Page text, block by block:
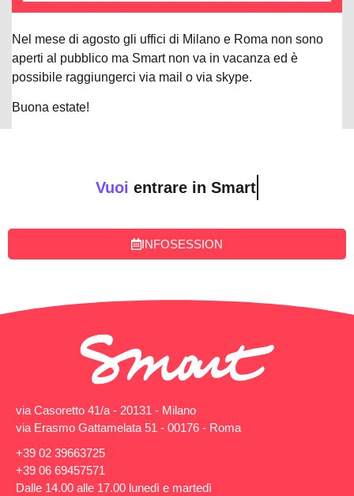
Nel mese di agosto gli uffici di Milano e Roma non sono
aperti al pubblico ma Smart non va in vacanza ed è
possibile raggiungerci via mail o via skype.
Buona estate!
Vuoi entrare in Smart?
INFOSESSION
via Casoretto 41/a - 20131 - Milano
via Erasmo Gattamelata 51 - 00176 - Roma
+39 02 39663725
+39 06 69457571
Dalle 14.00 alle 17.00 lunedì e martedì